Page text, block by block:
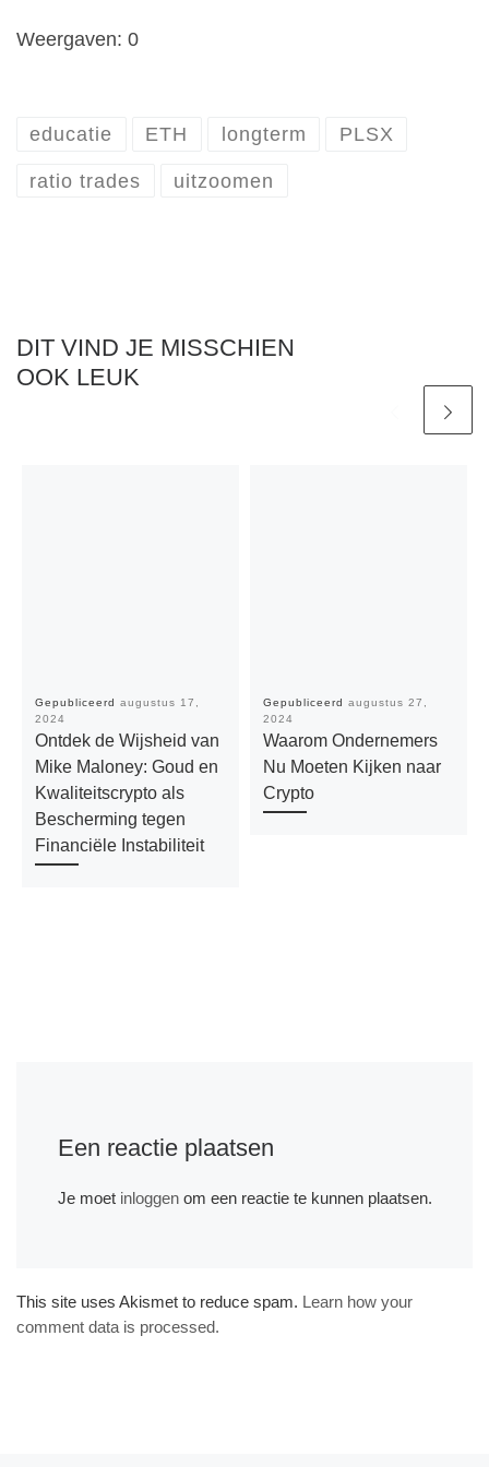
Weergaven: 0
educatie ETH longterm PLSX
ratio trades uitzoomen
DIT VIND JE MISSCHIEN
OOK LEUK
Gepubliceerd augustus 17,
2024
Ontdek de Wijsheid van
Mike Maloney: Goud en
Kwaliteitscrypto als
Bescherming tegen
Financiële Instabiliteit
Gepubliceerd augustus 27,
2024
Waarom Ondernemers
Nu Moeten Kijken naar
Crypto
Een reactie plaatsen
Je moet inloggenom een reactie te kunnen plaatsen.
This site uses Akismet to reduce spam. Learn how your
comment data is processed.